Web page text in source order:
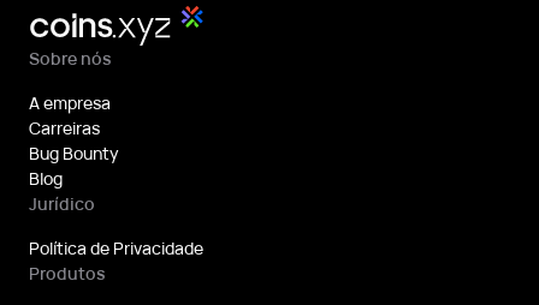
Sobre nós
A empresa
Carreiras
Bug Bounty
Blog
Jurídico
Política de Privacidade
Produtos